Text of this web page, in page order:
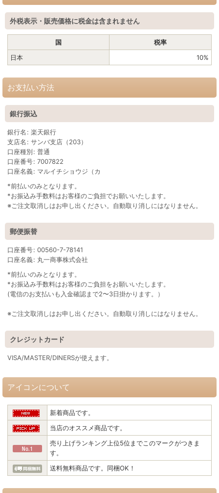
外税表示・販売価格に税金は含まれません
国
税率
日本
10%
お支払い方法
銀行振込
銀行名 : 楽天銀行
支店名 : サンバ支店（203）
口座種別: 普通
口座番号: 7007822
口座名義: マルイチショウジ（カ
*前払いのみとなります。
*お振込み手数料はお客様のご負担でお願いいたします。
※ご注文取消しはお申し出ください。自動取り消しにはなりません。
郵便振替
口座番号: 00560-7-78141
口座名義: 丸一商事株式会社
*前払いのみとなります。
*お振込み手数料はお客様のご負担をお願いいたします。
(電信のお支払いも入金確認まで2〜3日掛かります。）
※ご注文取消しはお申し出ください。自動取り消しにはなりません。
クレジットカード
VISA/MASTER/DINERSが使えます。
アイコンについて
新着商品です。
当店のオススメ商品です。
売り上げランキング上位5位までこのマークがつきま
す。
送料無料商品です。同梱OK！